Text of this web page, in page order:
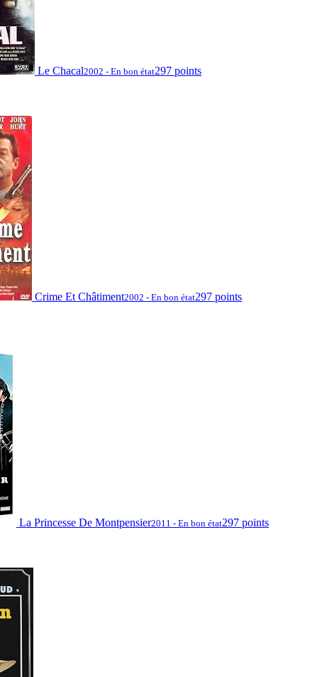
Le Chacal2002 - En bon état297 points
Crime Et Châtiment2002 - En bon état297 points
La Princesse De Montpensier2011 - En bon état297 points